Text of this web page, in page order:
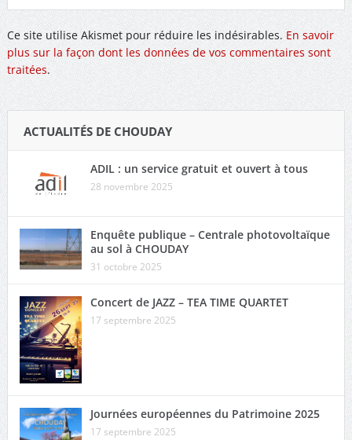
Ce site utilise Akismet pour réduire les indésirables. En savoir
plus sur la façon dont les données de vos commentaires sont
traitées.
ACTUALITÉS DE CHOUDAY
ADIL : un service gratuit et ouvert à tous
28 novembre 2025
Enquête publique – Centrale photovoltaïque
au sol à CHOUDAY
31 octobre 2025
Concert de JAZZ – TEA TIME QUARTET
17 septembre 2025
Journées européennes du Patrimoine 2025
17 septembre 2025